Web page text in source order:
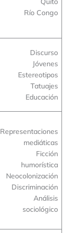
Río Congo
Discurso
Jóvenes
Estereotipos
Tatuajes
Educación
Representaciones
mediáticas
Ficción
humorística
Neocolonización
Discriminación
Análisis
sociológico